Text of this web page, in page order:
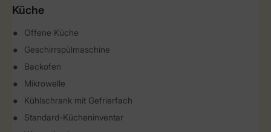
Küche
Offene Küche
Geschirrspülmaschine
Backofen
Mikrowelle
Kühlschrank mit Gefrierfach
Standard-Kücheninventar